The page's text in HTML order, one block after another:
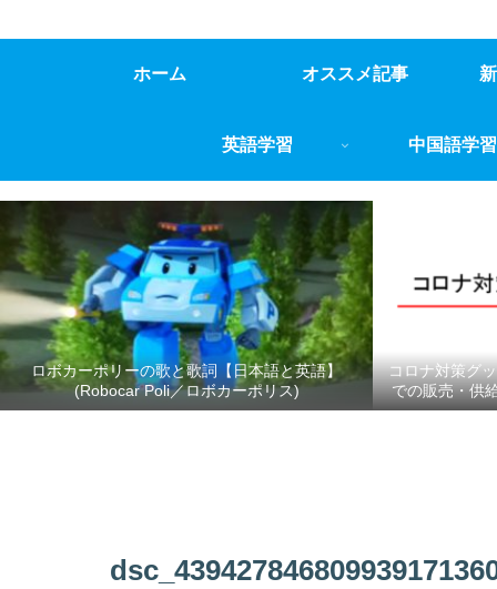
ホーム オススメ記事
英語学習 中国語学習
ロボカーポリーの歌と歌詞【日本語と英語】
(Robocar Poli／ロボカーポリス)
コロナ対策グ
での販売・供